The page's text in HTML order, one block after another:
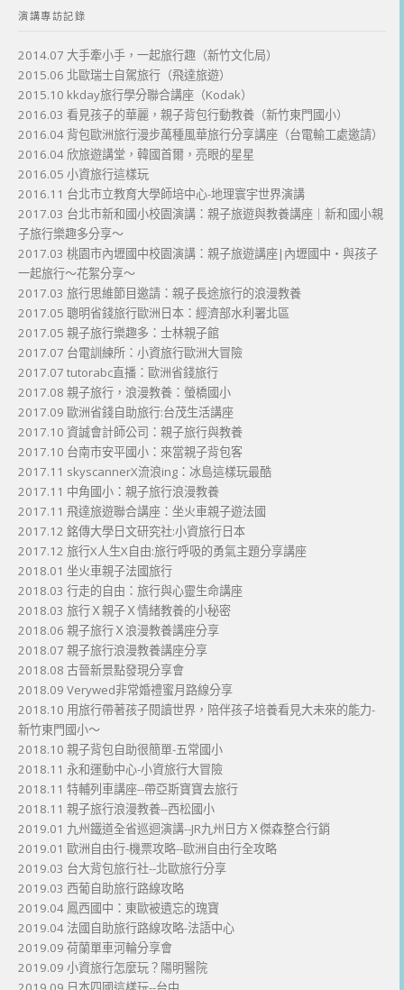
演講專訪記錄
2014.07 大手牽小手，一起旅行趣（新竹文化局）
2015.06 北歐瑞士自駕旅行（飛達旅遊）
2015.10 kkday旅行學分聯合講座（Kodak）
2016.03 看見孩子的華麗，親子背包行動教養（新竹東門國小）
2016.04 背包歐洲旅行漫步萬種風華旅行分享講座（台電輸工處邀請）
2016.04 欣旅遊講堂，韓國首爾，亮眼的星星
2016.05 小資旅行這樣玩
2016.11 台北市立教育大學師培中心-地理寰宇世界演講
2017.03 台北市新和國小校園演講：親子旅遊與教養講座｜新和國小親
子旅行樂趣多分享～
2017.03 桃園市內壢國中校園演講：親子旅遊講座|內壢國中・與孩子
一起旅行～花絮分享～
2017.03 旅行思維節目邀請：親子長途旅行的浪漫教養
2017.05 聰明省錢旅行歐洲日本：經濟部水利署北區
2017.05 親子旅行樂趣多：士林親子館
2017.07 台電訓練所：小資旅行歐洲大冒險
2017.07 tutorabc直播：歐洲省錢旅行
2017.08 親子旅行，浪漫教養：螢橋國小
2017.09 歐洲省錢自助旅行:台茂生活講座
2017.10 資誠會計師公司：親子旅行與教養
2017.10 台南市安平國小：來當親子背包客
2017.11 skyscannerX流浪ing：冰島這樣玩最酷
2017.11 中角國小：親子旅行浪漫教養
2017.11 飛達旅遊聯合講座：坐火車親子遊法國
2017.12 銘傳大學日文研究社:小資旅行日本
2017.12 旅行X人生X自由:旅行呼吸的勇氣主題分享講座
2018.01 坐火車親子法國旅行
2018.03 行走的自由：旅行與心靈生命講座
2018.03 旅行Ｘ親子Ｘ情緒教養的小秘密
2018.06 親子旅行Ｘ浪漫教養講座分享
2018.07 親子旅行浪漫教養講座分享
2018.08 古晉新景點發現分享會
2018.09 Verywed非常婚禮蜜月路線分享
2018.10 用旅行帶著孩子閱讀世界，陪伴孩子培養看見大未來的能力-
新竹東門國小～
2018.10 親子背包自助很簡單-五常國小
2018.11 永和運動中心-小資旅行大冒險
2018.11 特輔列車講座--帶亞斯寶寶去旅行
2018.11 親子旅行浪漫教養--西松國小
2019.01 九州鐵道全省巡迴演講--JR九州日方Ｘ傑森整合行銷
2019.01 歐洲自由行-機票攻略--歐洲自由行全攻略
2019.03 台大背包旅行社--北歐旅行分享
2019.03 西葡自助旅行路線攻略
2019.04 鳳西國中：東歐被遺忘的瑰寶
2019.04 法國自助旅行路線攻略-法語中心
2019.09 荷蘭單車河輪分享會
2019.09 小資旅行怎麼玩？陽明醫院